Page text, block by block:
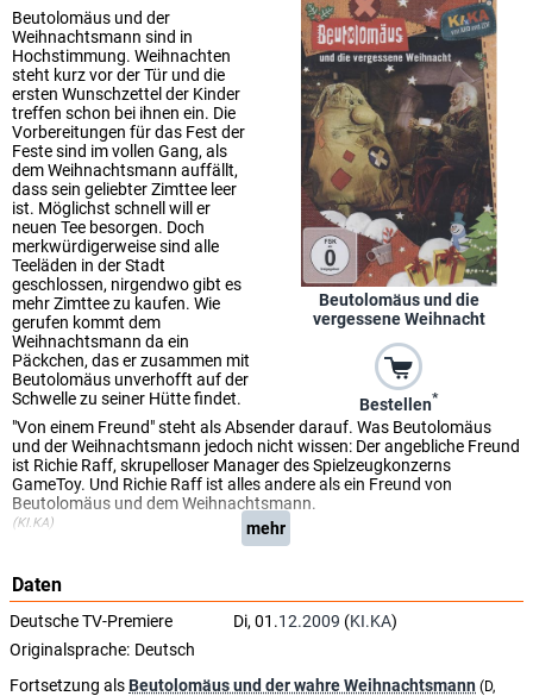
Beutolomäus und die
vergessene Weihnacht
Bestellen*
Beutolomäus und der
Weihnachtsmann sind in
Hochstimmung. Weihnachten
steht kurz vor der Tür und die
ersten Wunschzettel der Kinder
treffen schon bei ihnen ein. Die
Vorbereitungen für das Fest der
Feste sind im vollen Gang, als
dem Weihnachtsmann auffällt,
dass sein geliebter Zimttee leer
ist. Möglichst schnell will er
neuen Tee besorgen. Doch
merkwürdigerweise sind alle
Teeläden in der Stadt
geschlossen, nirgendwo gibt es
mehr Zimttee zu kaufen. Wie
gerufen kommt dem
Weihnachtsmann da ein
Päckchen, das er zusammen mit
Beutolomäus unverhofft auf der
Schwelle zu seiner Hütte findet.
"Von einem Freund" steht als Absender darauf. Was Beutolomäus
und der Weihnachtsmann jedoch nicht wissen: Der angebliche Freund
ist Richie Raff, skrupelloser Manager des Spielzeugkonzerns
GameToy. Und Richie Raff ist alles andere als ein Freund von
Beutolomäus und dem Weihnachtsmann.
(KI.KA) mehr
Daten
Deutsche TV-Premiere Di, 01.12.2009 (KI.KA)
Originalsprache: Deutsch
Fortsetzung alsBeutolomäus und der wahre Weihnachtsmann (D,